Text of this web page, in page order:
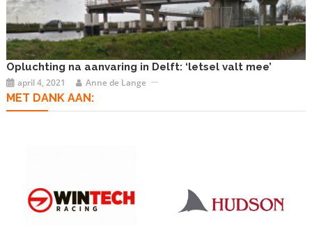
Opluchting na aanvaring in Delft: ‘letsel valt mee’
april 4, 2021 Anne de Lange
MET DANK AAN: